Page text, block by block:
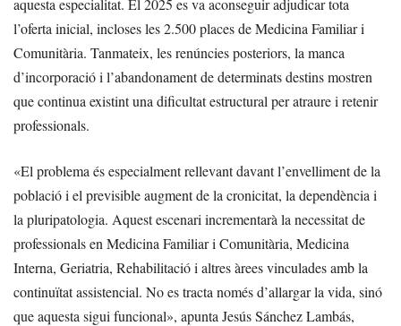
aquesta especialitat. El 2025 es va aconseguir adjudicar tota
l’oferta inicial, incloses les 2.500 places de Medicina Familiar i
Comunitària. Tanmateix, les renúncies posteriors, la manca
d’incorporació i l’abandonament de determinats destins mostren
que continua existint una dificultat estructural per atraure i retenir
professionals.
«El problema és especialment rellevant davant l’envelliment de la
població i el previsible augment de la cronicitat, la dependència i
la pluripatologia. Aquest escenari incrementarà la necessitat de
professionals en Medicina Familiar i Comunitària, Medicina
Interna, Geriatria, Rehabilitació i altres àrees vinculades amb la
continuïtat assistencial. No es tracta només d’allargar la vida, sinó
que aquesta sigui funcional», apunta Jesús Sánchez Lambás,